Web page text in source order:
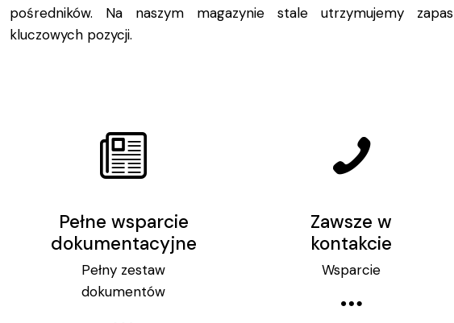
pośredników. Na naszym magazynie stale utrzymujemy zapas
kluczowych pozycji.
Pełne wsparcie
dokumentacyjne
Pełny zestaw
dokumentów
Zawsze w
kontakcie
Wsparcie